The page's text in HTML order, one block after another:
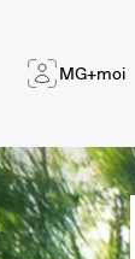
MG+moi